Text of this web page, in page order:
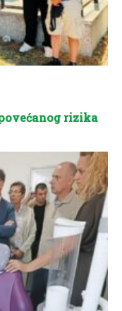
rizika